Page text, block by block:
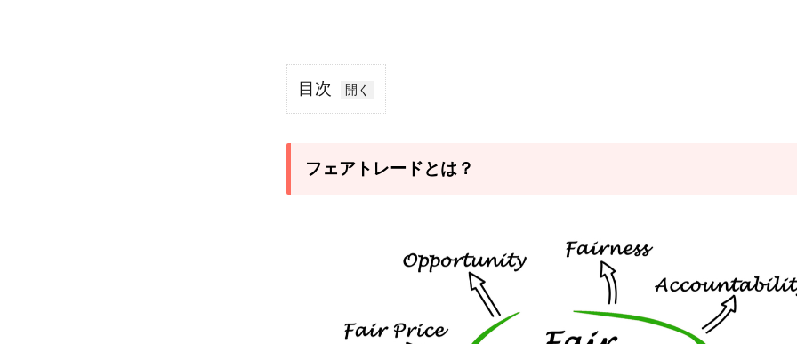
目次
1
アト
フェアトレードとは？